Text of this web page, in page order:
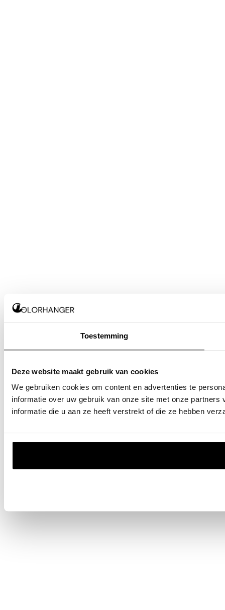
Toestemming
Deze website maakt gebruik van cookies
We gebruiken cookies om content en advertenties te
informatie over uw gebruik van onze site met onze
informatie die u aan ze heeft verstrekt of die ze hebben